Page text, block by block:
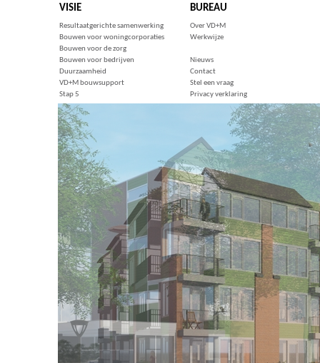
VISIE
Resultaatgerichte samenwerking
Bouwen voor woningcorporaties
Bouwen voor de zorg
Bouwen voor bedrijven
Duurzaamheid
VD+M bouwsupport
Stap 5
BUREAU
Over VD+M
Werkwijze
Nieuws
Contact
Stel een vraag
Privacy verklaring